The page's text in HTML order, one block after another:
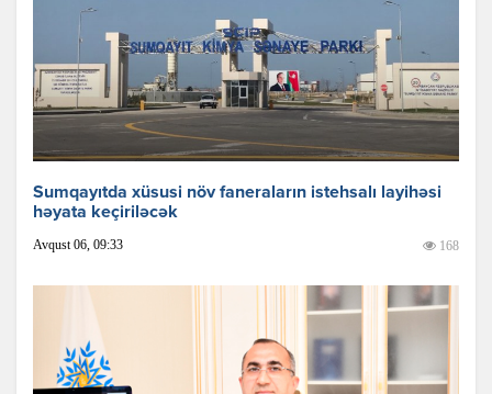
Sumqayıtda xüsusi növ faneraların istehsalı layihəsi
həyata keçiriləcək
Avqust 06, 09:33 168